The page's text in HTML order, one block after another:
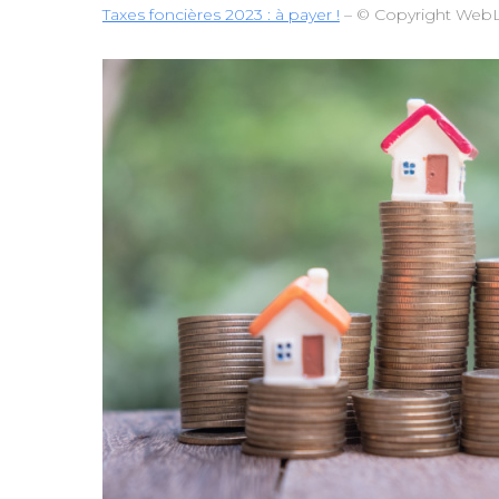
Taxes foncières 2023 : à payer !– © Copyright